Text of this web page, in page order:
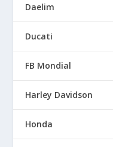
Daelim
Ducati
FB Mondial
Harley Davidson
Honda